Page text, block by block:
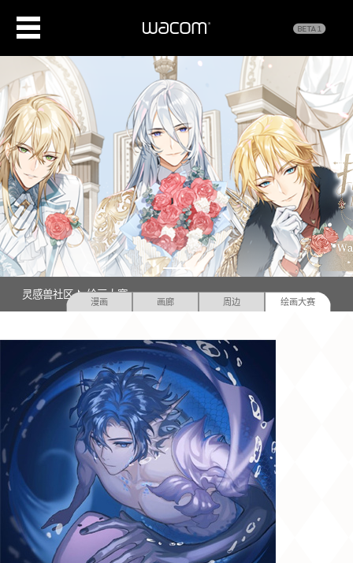
Previous Next
灵感兽社区 绘画大赛
漫画 画廊 周边 绘画大赛